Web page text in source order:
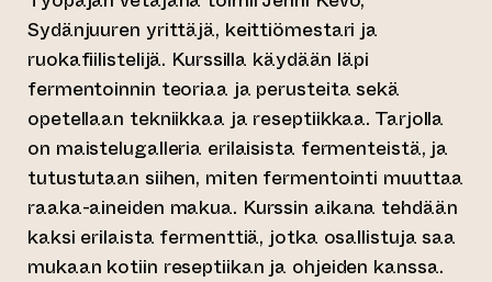
Sydänjuuren yrittäjä, keittiömestari ja
ruokafiilistelijä. Kurssilla käydään läpi
fermentoinnin teoriaa ja perusteita sekä
opetellaan tekniikkaa ja reseptiikkaa. Tarjolla
on maistelugalleria erilaisista fermenteistä, ja
tutustutaan siihen, miten fermentointi muuttaa
raaka-aineiden makua. Kurssin aikana tehdään
kaksi erilaista fermenttiä, jotka osallistuja saa
mukaan kotiin reseptiikan ja ohjeiden kanssa.